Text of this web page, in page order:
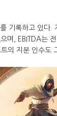
기록하고 있
며, EBITDA는
의 지분 인수도